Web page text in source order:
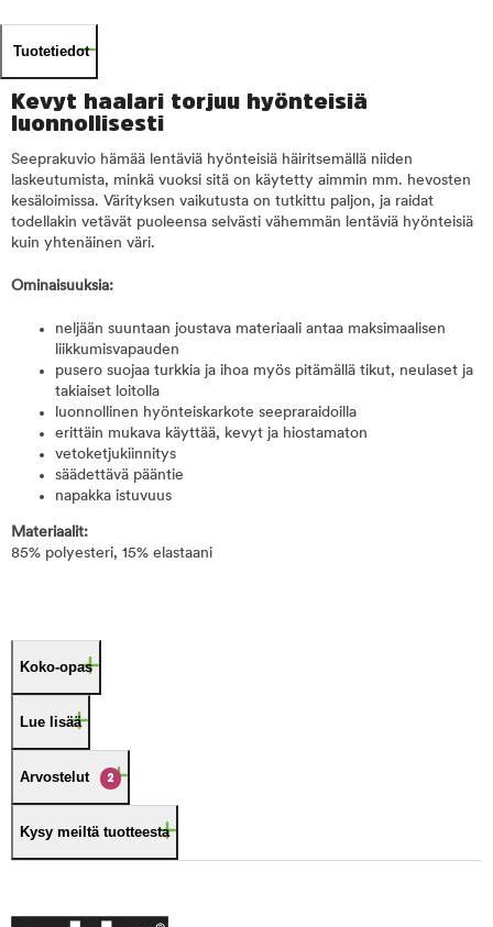
Tuotetiedot
Kevyt haalari torjuu hyönteisiä
luonnollisesti
Seeprakuvio hämää lentäviä hyönteisiä häiritsemällä niiden
laskeutumista, minkä vuoksi sitä on käytetty aimmin mm. hevosten
kesäloimissa. Värityksen vaikutusta on tutkittu paljon, ja raidat
todellakin vetävät puoleensa selvästi vähemmän lentäviä hyönteisiä
kuin yhtenäinen väri.
Ominaisuuksia:
neljään suuntaan joustava materiaali antaa maksimaalisen
liikkumisvapauden
pusero suojaa turkkia ja ihoa myös pitämällä tikut, neulaset ja
takiaiset loitolla
luonnollinen hyönteiskarkote seepraraidoilla
erittäin mukava käyttää, kevyt ja hiostamaton
vetoketjukiinnitys
säädettävä pääntie
napakka istuvuus
Materiaalit:
85% polyesteri, 15% elastaani
Koko-opas
Lue lisää
Arvostelut 2
Kysy meiltä tuotteesta